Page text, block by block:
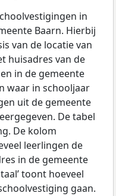
in
Baarn. Hierbij
van de locatie van
huisadres van de
in de gemeente
waar in schooljaar
uit de gemeente
De tabel
De kolom
leerlingen de
in de gemeente
toont hoeveel
gaan.